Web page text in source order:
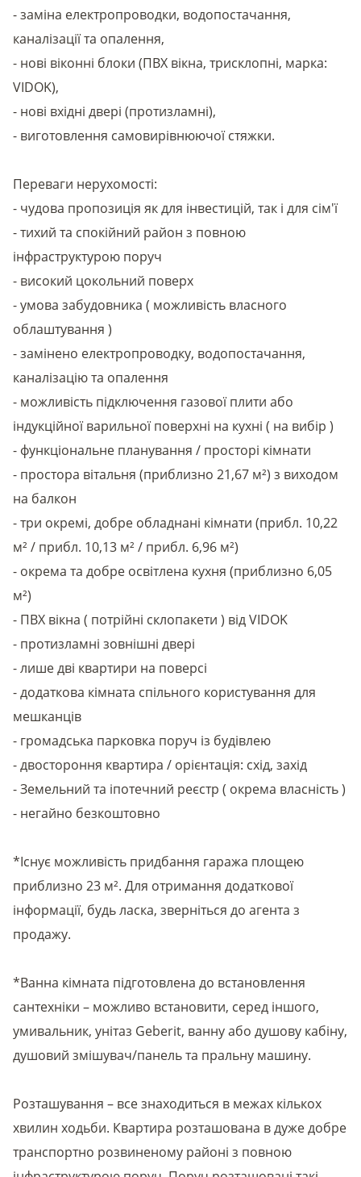
- заміна електропроводки, водопостачання,
каналізації та опалення,
- нові віконні блоки (ПВХ вікна, трисклопні, марка:
VIDOK),
- нові вхідні двері (протизламні),
- виготовлення самовирівнюючої стяжки.
Переваги нерухомості:
- чудова пропозиція як для інвестицій, так і для сім'ї
- тихий та спокійний район з повною
інфраструктурою поруч
- високий цокольний поверх
- умова забудовника ( можливість власного
облаштування )
- замінено електропроводку, водопостачання,
каналізацію та опалення
- можливість підключення газової плити або
індукційної варильної поверхні на кухні ( на вибір )
- функціональне планування / просторі кімнати
- простора вітальня (приблизно 21,67 м²) з виходом
на балкон
- три окремі, добре обладнані кімнати (прибл. 10,22
м² / прибл. 10,13 м² / прибл. 6,96 м²)
- окрема та добре освітлена кухня (приблизно 6,05
м²)
- ПВХ вікна ( потрійні склопакети ) від VIDOK
- протизламні зовнішні двері
- лише дві квартири на поверсі
- додаткова кімната спільного користування для
мешканців
- громадська парковка поруч із будівлею
- двостороння квартира / орієнтація: схід, захід
- Земельний та іпотечний реєстр ( окрема власність )
- негайно безкоштовно
*Існує можливість придбання гаража площею
приблизно 23 м². Для отримання додаткової
інформації, будь ласка, зверніться до агента з
продажу.
*Ванна кімната підготовлена до встановлення
сантехніки – можливо встановити, серед іншого,
умивальник, унітаз Geberit, ванну або душову кабіну,
душовий змішувач/панель та пральну машину.
Розташування – все знаходиться в межах кількох
хвилин ходьби. Квартира розташована в дуже добре
транспортно розвиненому районі з повною